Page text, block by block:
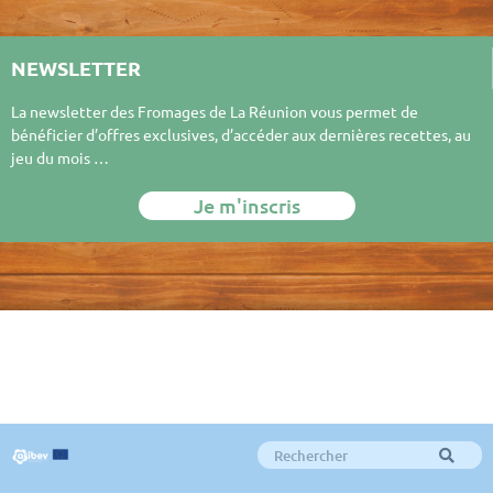
NEWSLETTER
La newsletter des Fromages de La Réunion vous permet de
bénéficier d’offres exclusives, d’accéder aux dernières recettes, au
jeu du mois …
Je m'inscris